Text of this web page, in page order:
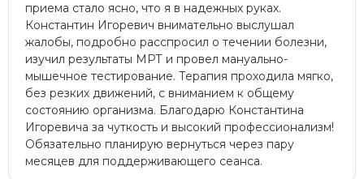
приема стало ясно, что я в надежных руках.
Константин Игоревич внимательно выслушал
жалобы, подробно расспросил о течении болезни,
изучил результаты МРТ​ и провел мануально-
мышечное тестирование. Терапия проходила мягко,
без резких движений, с вниманием к общему
состоянию организма. Благодарю Константина
Игоревича за чуткость и высокий профессионализм!
Обязательно планирую вернуться через пару
месяцев для поддерживающего сеанса.